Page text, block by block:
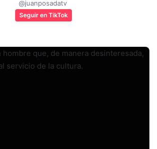
@juanposadatv
Seguir en TikTok